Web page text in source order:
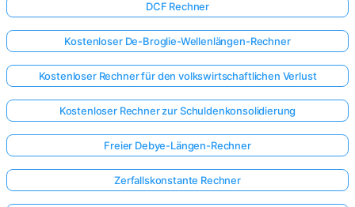
DCF Rechner
Kostenloser De-Broglie-Wellenlängen-Rechner
Kostenloser Rechner für den volkswirtschaftlichen Verlust
Kostenloser Rechner zur Schuldenkonsolidierung
Freier Debye-Längen-Rechner
Zerfallskonstante Rechner